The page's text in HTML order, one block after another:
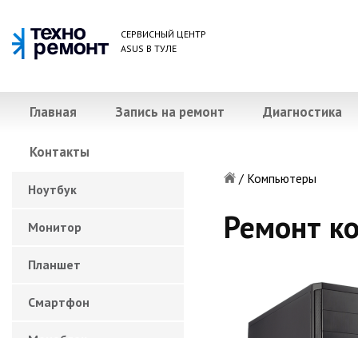
СЕРВИСНЫЙ ЦЕНТР
ASUS В ТУЛЕ
Главная Запись на ремонт Диагностика
Контакты
/ Компьютеры
Ремонт
Ноутбук
Монитор
Планшет
Смартфон